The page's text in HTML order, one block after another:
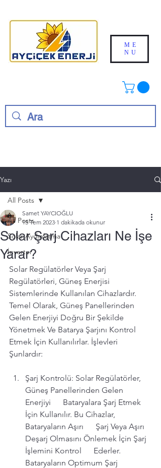
ME
NU
Yazı
All Posts
Solar Aydınlatma
İnverter
All Posts
Solar Şarj Cihazları Ne İşe
Yarar?
Samet YAYCIOĞLU
15 Tem 2023 1 dakikada okunur
Solar Regülatörler Veya Şarj
Regülatörleri, Güneş Enerjisi
Sistemlerinde Kullanılan Cihazlardır.
Temel Olarak, Güneş Panellerinden
Gelen Enerjiyi Doğru Bir Şekilde
Yönetmek Ve Batarya Şarjını Kontrol
Etmek İçin Kullanılırlar. İşlevleri
Şunlardır:
Şarj Kontrolü: Solar Regülatörler,
Güneş Panellerinden Gelen
Enerjiyi      Bataryalara Şarj Etmek
İçin Kullanılır. Bu Cihazlar,
Bataryaların Aşırı      Şarj Veya Aşırı
Deşarj Olmasını Önlemek İçin Şarj
İşlemini Kontrol      Ederler.
Bataryaların Optimum Şarj